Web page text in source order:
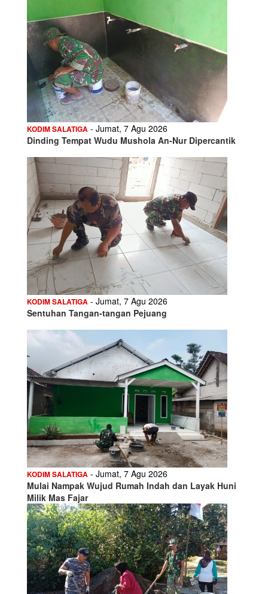
KODIM SALATIGA - Jumat, 7 Agu 2026
Dinding Tempat Wudu Mushola An-Nur Dipercantik
KODIM SALATIGA - Jumat, 7 Agu 2026
Sentuhan Tangan-tangan Pejuang
KODIM SALATIGA - Jumat, 7 Agu 2026
Mulai Nampak Wujud Rumah Indah dan Layak Huni
Milik Mas Fajar